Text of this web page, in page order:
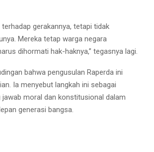
terhadap gerakannya, tetapi tidak
Mereka tetap warga negara
dihormati hak-haknya,” tegasnya lagi.
bahwa pengusulan Raperda ini
Ia menyebut langkah ini sebagai
jawab moral dan konstitusional dalam
generasi bangsa.